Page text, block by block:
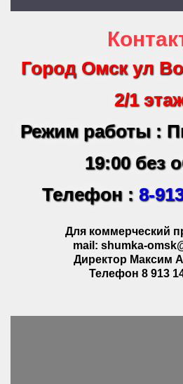
Город Омск ул
2/1
Режим работы :
19:00 без
Телефон : 8-
Для коммерческий
mail: shumka-
Директор Максим
Телефон 8 913